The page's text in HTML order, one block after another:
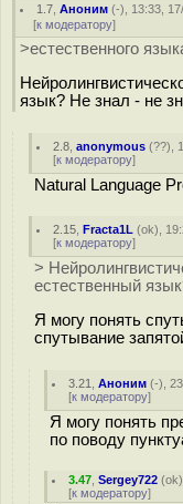
1.7 ,Аноним (-), 13:33,
[к модератору]
>естественного
язык? Не знал - не
2.8 ,anonymous (??),
[к модератору]
Natural Language
2.15 ,Fracta1L (ok),
[к модератору]
>
естественный
Я могу понять
спутывание
3.21 ,Аноним (-),
[к модератору]
Я могу понять
по поводу
3.47 ,Sergey722 (ok
[к модератору]